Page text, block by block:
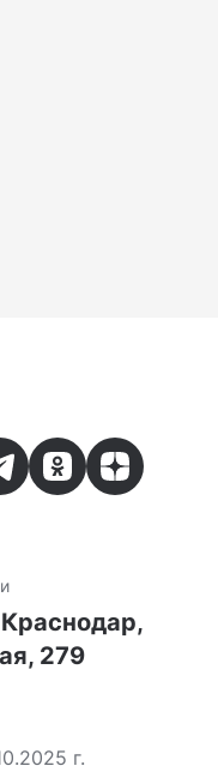
279
г.